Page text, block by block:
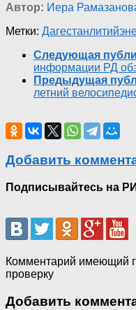
Автор: Иера
Метки: Дагестанлитий
Следующая
информации РД
Предыдущая
летний
Добавить
Подписывайтесь на
Комментарий имеющий
проверку
Добавить